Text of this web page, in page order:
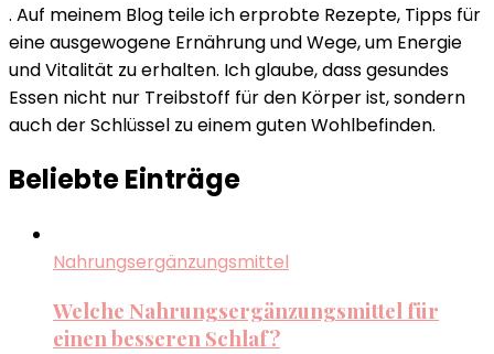
. Auf meinem Blog teile ich erprobte Rezepte, Tipps für
eine ausgewogene Ernährung und Wege, um Energie
und Vitalität zu erhalten. Ich glaube, dass gesundes
Essen nicht nur Treibstoff für den Körper ist, sondern
auch der Schlüssel zu einem guten Wohlbefinden.
Beliebte Einträge
Nahrungsergänzungsmittel
Welche Nahrungsergänzungsmittel für
einen besseren Schlaf?